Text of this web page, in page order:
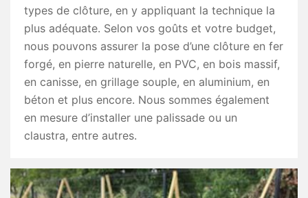
types de clôture, en y appliquant la technique la
plus adéquate. Selon vos goûts et votre budget,
nous pouvons assurer la pose d’une clôture en fer
forgé, en pierre naturelle, en PVC, en bois massif,
en canisse, en grillage souple, en aluminium, en
béton et plus encore. Nous sommes également
en mesure d’installer une palissade ou un
claustra, entre autres.